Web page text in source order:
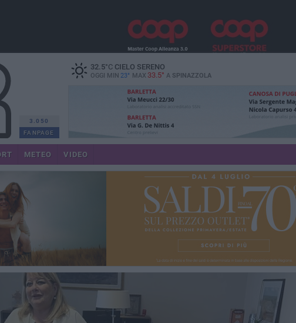
3.050
FANPAGE
32.5°CCIELO SERENO
OGGI MIN 23° MAX 33.5° A SPINAZZOLA
METEO VIDEO